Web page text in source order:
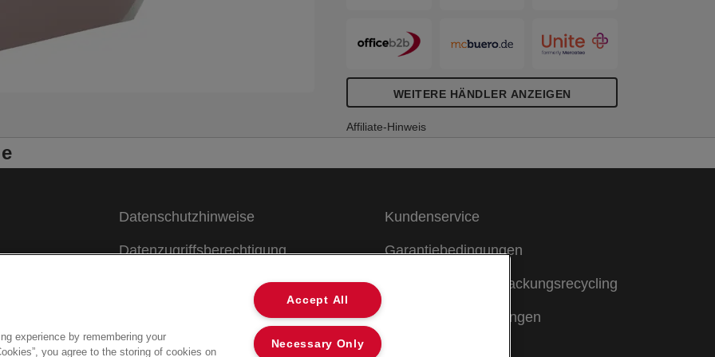
WEITERE HÄNDLER ANZEIGEN
Affiliate-Hinweis
Datenschutzhinweise
Datenzugriffsberechtigung
Impressum
Kundenservice
Garantiebedingungen
Hinweise zum Verpackungsrecycling
Konformitätserklärungen
experience by remembering your
you agree to the storing of cookies on
Accept All
Necessary Only